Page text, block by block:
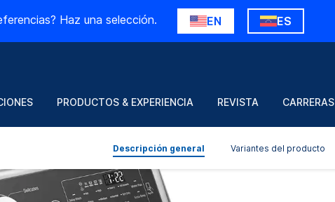
Haz una selección. EN ES
PRODUCTOS & EXPERIENCIA REVISTA CARRERAS
Descripción general Variantes del producto